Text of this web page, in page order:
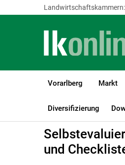
Landwirtschaftskammern:
Vorarlberg Markt
Diversifizierung
LK Vorarlberg Tiere
und